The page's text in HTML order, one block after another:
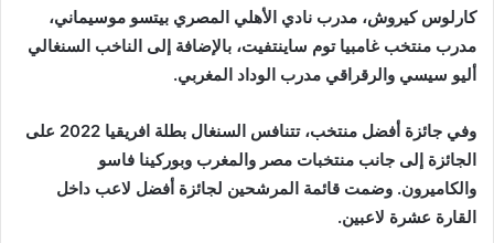
كارلوس كيروش، مدرب نادي الأهلي المصري بيتسو موسيماني،
مدرب منتخب غامبيا توم ساينتفيت، بالإضافة إلى الناخب السنغالي
أليو سيسي والرقراقي مدرب الوداد المغربي.
وفي جائزة أفضل منتخب، تتنافس السنغال بطلة افريقيا 2022 على
الجائزة إلى جانب منتخبات مصر والمغرب وبوركينا فاسو
والكاميرون. وضمت قائمة المرشحين لجائزة أفضل لاعب داخل
القارة عشرة لاعبين.